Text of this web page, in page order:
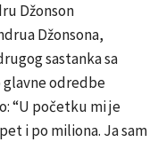
Džonson
Džonsona,
sastanka sa
glavne odredbe
“U početku mi je
i po miliona. Ja sam